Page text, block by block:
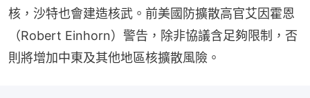
核，沙特也會建造核武。前美國防擴散高官艾因霍恩
（Robert Einhorn）警告，除非協議含足夠限制，否
則將增加中東及其他地區核擴散風險。